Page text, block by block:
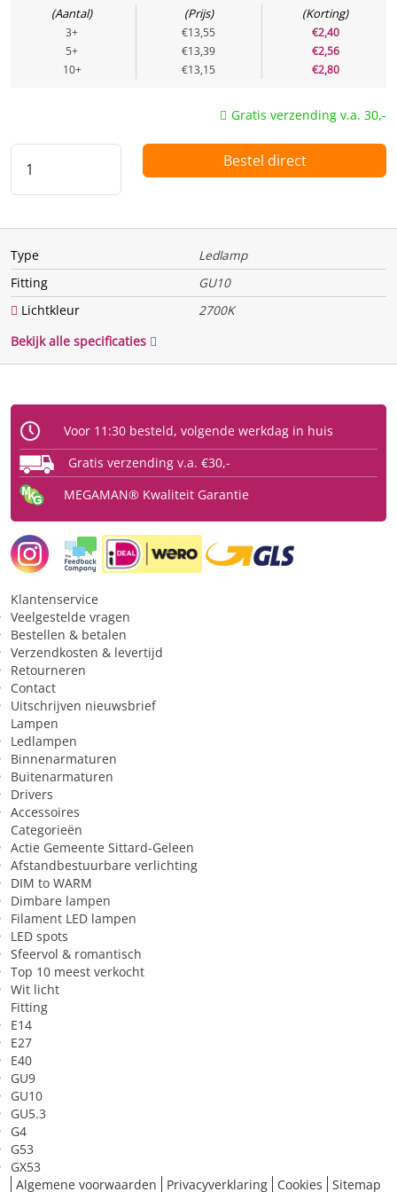
Energielabel
Vermogen (Watt)
Uitgangsspanning
Functie
Dimbaar
Ja
Lichtsensor
Type
Ledlamp
Fitting
GU10
Type glas
Geen
Vorm
reflector
Beschermingsgraad (IP)
IP20
Licht
Kleurtype
Lichtkleur
Bundelbreedte
Lichtsterkte (Candela)
Lichthoeveelheid (lumen)
Toepassing
Geschikt voor constante
spanning
Nee
Sfeer van het licht
Toepassing in (ruimte)
Aantal Prijs Korting
3+ €13,55
€2,40
5+
€13,39
€2,56
10+
€13,15 €2,80
Gratis verzending v.a. 30,-
Bestel direct
Type
Ledlamp
Fitting
GU10
Lichtkleur
2700K
Bekijk alle specificaties
Voor 11:30 besteld, volgende werkdag in huis
Gratis verzending v.a. €30,-
MEGAMAN® Kwaliteit Garantie
Klantenservice
Veelgestelde vragen
Bestellen & betalen
Verzendkosten & levertijd
Retourneren
Contact
Uitschrijven nieuwsbrief
Lampen
Ledlampen
Binnenarmaturen
Buitenarmaturen
Drivers
Accessoires
Categorieën
Actie Gemeente Sittard-Geleen
Afstandbestuurbare verlichting
DIM to WARM
Dimbare lampen
Filament LED lampen
LED spots
Sfeervol & romantisch
Top 10 meest verkocht
Wit licht
Fitting
E14
E27
E40
GU9
GU10
GU5.3
G4
G53
GX53
Algemene voorwaarden
Privacyverklaring Cookies Sitemap